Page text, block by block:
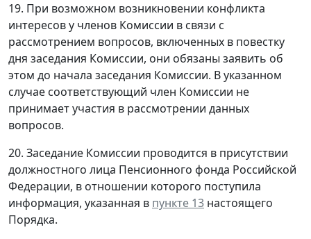
19. При возможном возникновении конфликта
интересов у членов Комиссии в связи с
рассмотрением вопросов, включенных в повестку
дня заседания Комиссии, они обязаны заявить об
этом до начала заседания Комиссии. В указанном
случае соответствующий член Комиссии не
принимает участия в рассмотрении данных
вопросов.
20. Заседание Комиссии проводится в присутствии
должностного лица Пенсионного фонда Российской
Федерации, в отношении которого поступила
информация, указанная в пункте 13 настоящего
Порядка.